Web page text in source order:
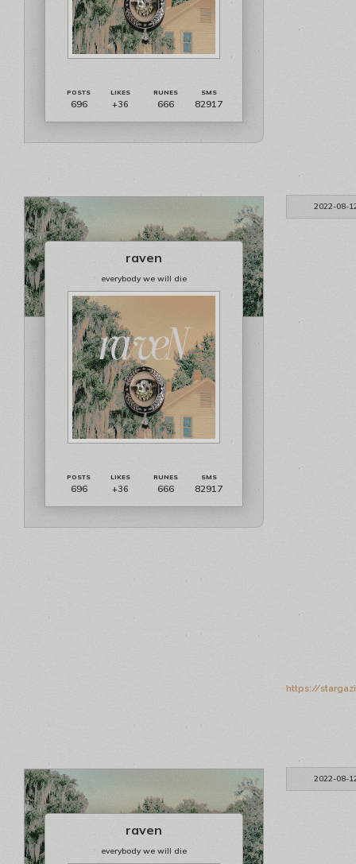
696 +36 666 82917
2022-08-
raven
everybody we will die
696 +36 666 82917
https://
2022-08-
raven
everybody we will die